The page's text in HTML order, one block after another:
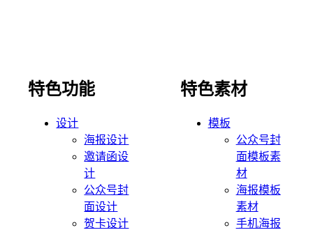
特色功能
设计
海报设计
邀请函设
计
公众号封
面设计
贺卡设计
特色素材
模板
公众号封
面模板素
材
海报模板
素材
手机海报